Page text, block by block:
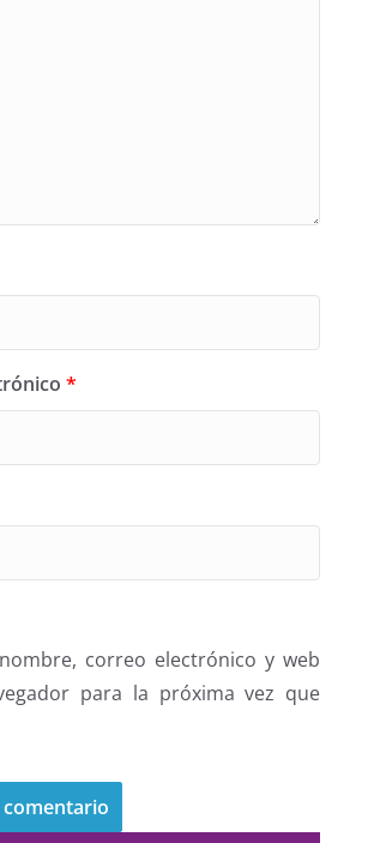
*
correo electrónico y web
para la próxima vez que